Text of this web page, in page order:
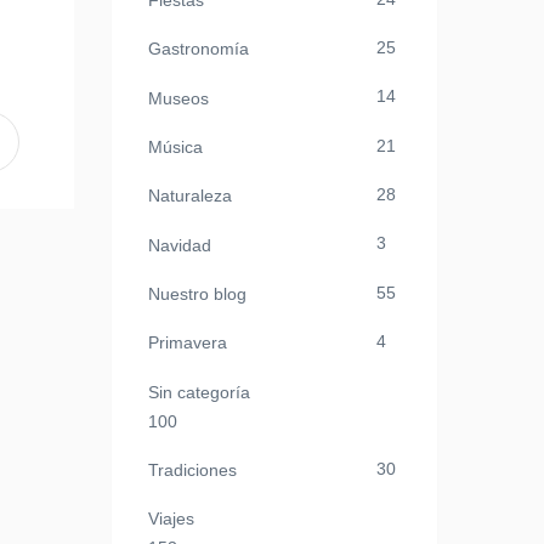
Gastronomía 25
Museos 14
Música 21
Naturaleza 28
Navidad 3
Nuestro blog 55
Primavera 4
Sin categoría
100
Tradiciones 30
Viajes